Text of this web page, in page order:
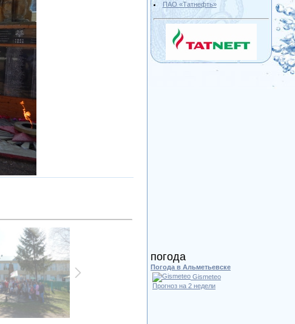
ПАО «Татнефть»
погода
Погода в Альметьевске
Gismeteo
Прогноз на 2 недели